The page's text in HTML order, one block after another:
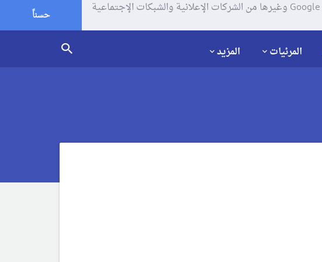
يستخدم موقعنا ملفات تعريف الإرتباط (الكوكيز) لتحليل زياراتك وإستخدامك للموقع و تتم مشاركة بعض المعلومات مع Google وغيرها من الشركات الإعلانية والشبكات الإجتماعية
حسناً
المرئيات المزيد